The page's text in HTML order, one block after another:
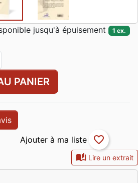
auto_stories Lire un extrait
jusqu'à épuisement 1 ex.
PANIER
favorite_border